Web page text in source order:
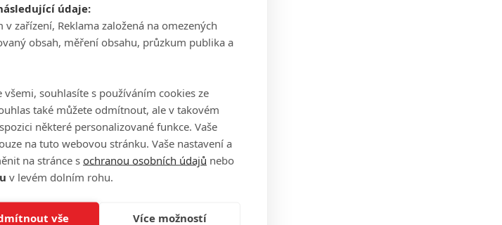
Další kapitola »
údaje:
zařízení, Reklama založená na omezených
obsah, měření obsahu, průzkum publika a
souhlasíte s používáním cookies ze
také můžete odmítnout, ale v takovém
některé personalizované funkce. Vaše
na tuto webovou stránku. Vaše nastavení a
na stránce s ochranou osobních údajů nebo
v levém dolním rohu.
vše Více možností